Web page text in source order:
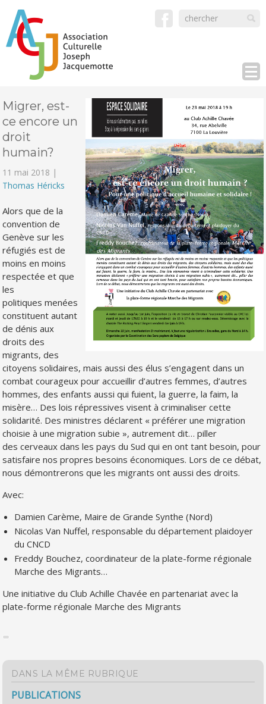
Migrer, est-
ce encore un
droit
humain?
11 mai 2018 |
Thomas Héricks
Alors que de la
convention de
Genève sur les
réfugiés est de
moins en moins
respectée et que
les
politiques menées
constituent autant
de dénis aux
droits des
migrants, des
citoyens solidaires, mais aussi des élus s’engagent dans un
combat courageux pour accueillir d’autres femmes, d’autres
hommes, des enfants aussi qui fuient, la guerre, la faim, la
misère… Des lois répressives visent à criminaliser cette
solidarité. Des ministres déclarent « préférer une migration
choisie à une migration subie », autrement dit… piller
des cerveaux dans les pays du Sud qui en ont tant besoin, pour
satisfaire nos propres besoins économiques. Lors de ce débat,
nous démontrerons que les migrants ont aussi des droits.
Avec:
Damien Carème, Maire de Grande Synthe (Nord)
Nicolas Van Nuffel, responsable du département plaidoyer
du CNCD
Freddy Bouchez, coordinateur de la plate-forme régionale
Marche des Migrants…
Une initiative du Club Achille Chavée en partenariat avec la
plate-forme régionale Marche des Migrants
DANS LA MÊME RUBRIQUE
PUBLICATIONS